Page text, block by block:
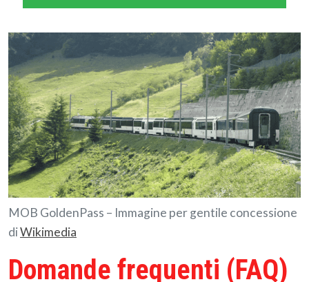
MOB GoldenPass – Immagine per gentile concessione
diWikimedia
Domande frequenti (FAQ)